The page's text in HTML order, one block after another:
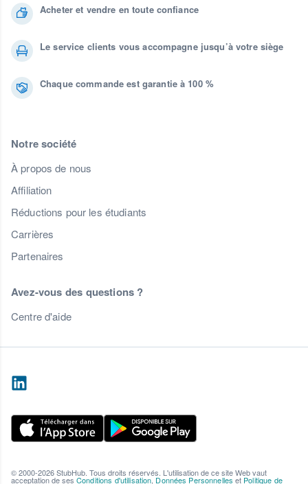
Acheter et vendre en toute confiance
Le service clients vous accompagne jusqu’à votre siège
Chaque commande est garantie à 100 %
Notre société
À propos de nous
Affiliation
Réductions pour les étudiants
Carrières
Partenaires
Avez-vous des questions ?
Centre d'aide
© 2000-2026 StubHub. Tous droits réservés. L'utilisation de ce site Web vaut
acceptation de ses Conditions d'utilisation, Données Personnelles et Politique de